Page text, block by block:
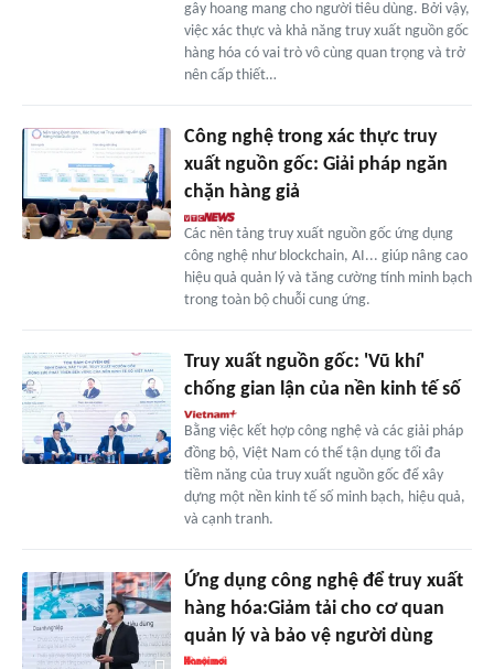
gây hoang mang cho người tiêu dùng. Bởi vậy,
việc xác thực và khả năng truy xuất nguồn gốc
hàng hóa có vai trò vô cùng quan trọng và trở
nên cấp thiết…
Công nghệ trong xác thực truy
xuất nguồn gốc: Giải pháp ngăn
chặn hàng giả
Các nền tảng truy xuất nguồn gốc ứng dụng
công nghệ như blockchain, AI... giúp nâng cao
hiệu quả quản lý và tăng cường tính minh bạch
trong toàn bộ chuỗi cung ứng.
Truy xuất nguồn gốc: 'Vũ khí'
chống gian lận của nền kinh tế số
Bằng việc kết hợp công nghệ và các giải pháp
đồng bộ, Việt Nam có thể tận dụng tối đa
tiềm năng của truy xuất nguồn gốc để xây
dựng một nền kinh tế số minh bạch, hiệu quả,
và cạnh tranh.
Ứng dụng công nghệ để truy xuất
hàng hóa:Giảm tải cho cơ quan
quản lý và bảo vệ người dùng